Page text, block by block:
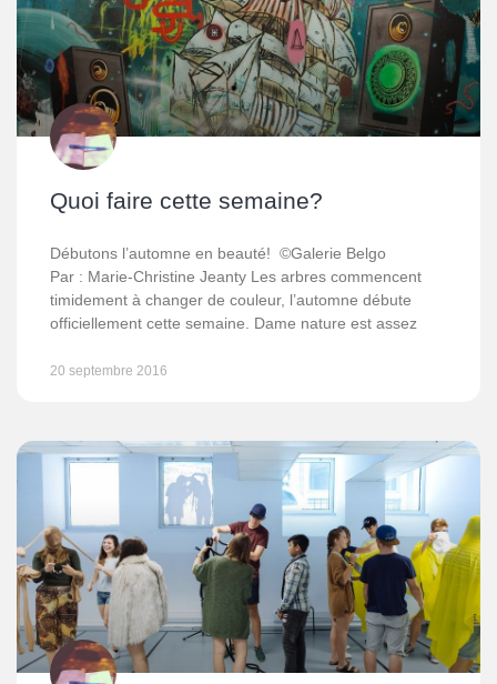
Quoi faire cette semaine?
Débutons l’automne en beauté! ©Galerie Belgo
Par : Marie-Christine Jeanty Les arbres commencent
timidement à changer de couleur, l’automne débute
officiellement cette semaine. Dame nature est assez
20 septembre 2016